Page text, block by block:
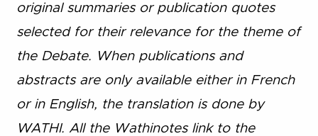
original summaries or publication quotes
selected for their relevance for the theme of
the Debate. When publications and
abstracts are only available either in French
or in English, the translation is done by
WATHI. All the Wathinotes link to the